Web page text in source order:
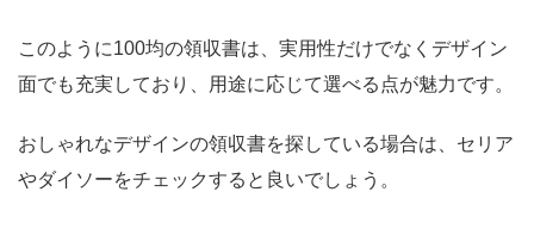
このように100均の領収書は、実用性だけでなくデザイン
面でも充実しており、用途に応じて選べる点が魅力です。
おしゃれなデザインの領収書を探している場合は、セリア
やダイソーをチェックすると良いでしょう。